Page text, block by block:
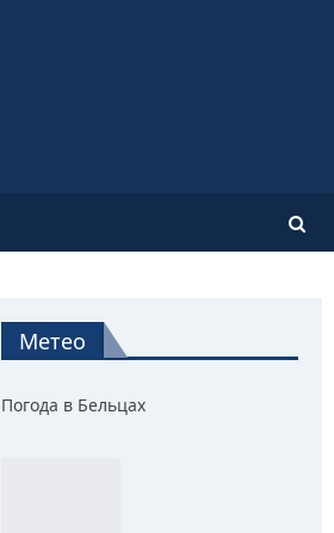
Метео
Погода в Бельцах